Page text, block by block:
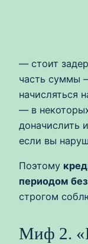
— стоит
часть суммы
начисляться
— в
доначислить
если вы
Поэтому
периодом
строгом
Миф 2.